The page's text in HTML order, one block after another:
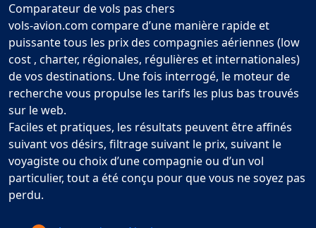
Comparateur de vols pas chers
vols-avion.com compare d’une manière rapide et
puissante tous les prix des compagnies aériennes (low
cost , charter, régionales, régulières et internationales)
de vos destinations. Une fois interrogé, le moteur de
recherche vous propulse les tarifs les plus bas trouvés
sur le web.
Faciles et pratiques, les résultats peuvent être affinés
suivant vos désirs, filtrage suivant le prix, suivant le
voyagiste ou choix d’une compagnie ou d’un vol
particulier, tout a été conçu pour que vous ne soyez pas
perdu.